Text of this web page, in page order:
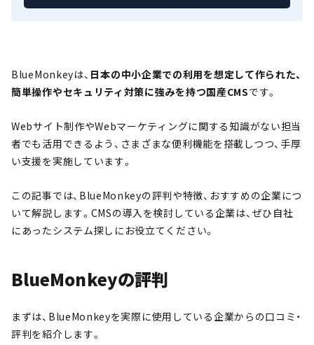
BlueMonkeyは、 日本の中小企業での利用を想定して作られた、
簡単操作やセキュリティ対策に強みを持つ国産CMSです。
Webサイト制作やWebマーケティングに関する知識がない担当
者でも活用できるよう、さまざまな便利機能を搭載しつつ、手厚
い支援を実施しています。
この記事では、BlueMonkeyの評判や特徴、おすすめの企業につ
いて解説します。CMSの導入を検討している企業は、ぜひ自社
にあったシステム探しにお役立てください。
BlueMonkeyの評判
まずは、BlueMonkeyを実際に使用している企業からの口コミ・
評判を紹介します。